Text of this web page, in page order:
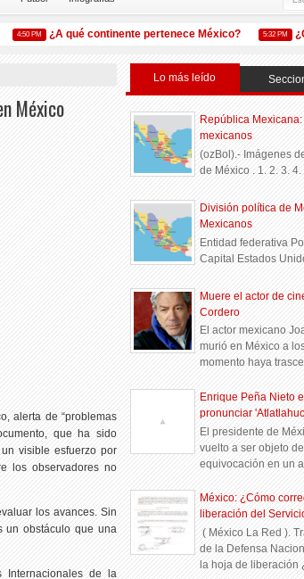
4:50 PM ¿A qué continente pertenece México? 5:32 PM
México
alerta de “problemas
que ha sido
visible esfuerzo por
los observadores no
los avances. Sin
un obstáculo que una
Internacionales de la
Lo más leído
República
mexicanos
(ozBol).- Imágenes
de México . 1. 2. 3. 4.
División política de
Mexicanos
Entidad federativa
Capital Estados
Muere el actor de
Cordero
El actor mexicano
murió en México a
momento haya
Enrique Peña Nieto
pronunciar
El presidente de
vuelto a ser objeto
equivocación en un
México: ¿Cómo
liberación del
( México La Red ).
de la Defensa
la hoja de liberación